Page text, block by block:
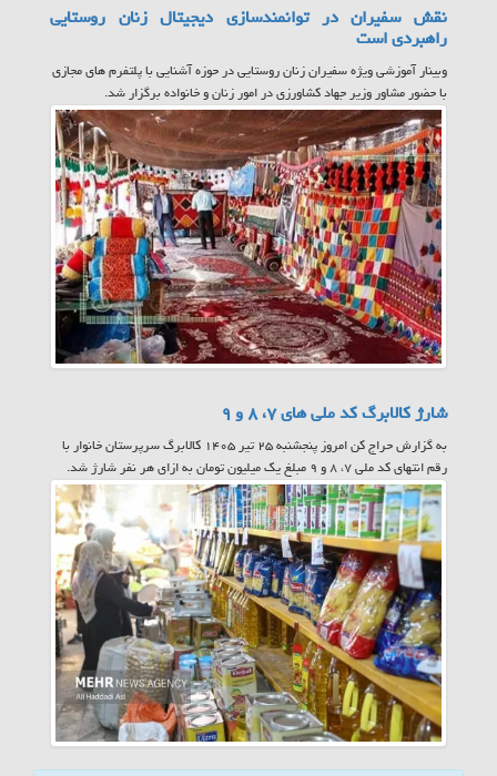
نقش سفیران در توانمندسازی دیجیتال زنان روستایی
راهبردی است
وبینار آموزشی ویژه سفیران زنان روستایی در حوزه آشنایی با پلتفرم های مجازی
با حضور مشاور وزیر جهاد کشاورزی در امور زنان و خانواده برگزار شد.
شارژ کالابرگ کد ملی های ۷، ۸ و ۹
به گزارش حراج کن امروز پنجشنبه ۲۵ تیر ۱۴۰۵ کالابرگ سرپرستان خانوار با
رقم انتهای کد ملی ۷، ۸ و ۹ مبلغ یک میلیون تومان به ازای هر نفر شارژ شد.